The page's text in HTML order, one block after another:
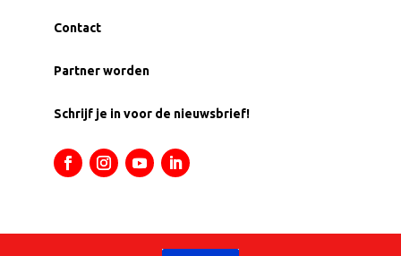
Contact
Partner worden
Schrijf je in voor de nieuwsbrief!